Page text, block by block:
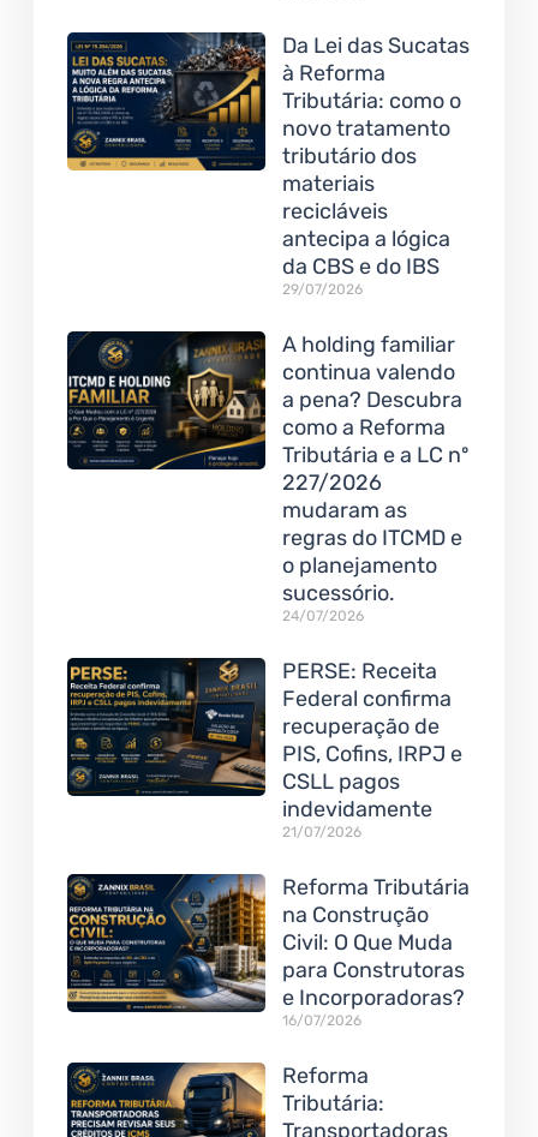
Da Lei das Sucatas
à Reforma
Tributária: como o
novo tratamento
tributário dos
materiais
recicláveis
antecipa a lógica
da CBS e do IBS
29/07/2026
A holding familiar
continua valendo
a pena? Descubra
como a Reforma
Tributária e a LC nº
227/2026
mudaram as
regras do ITCMD e
o planejamento
sucessório.
24/07/2026
PERSE: Receita
Federal confirma
recuperação de
PIS, Cofins, IRPJ e
CSLL pagos
indevidamente
21/07/2026
Reforma Tributária
na Construção
Civil: O Que Muda
para Construtoras
e Incorporadoras?
16/07/2026
Reforma
Tributária:
Transportadoras